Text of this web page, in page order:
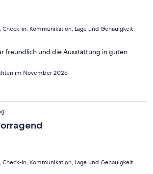
Check-in, Kommunikation, Lage und Genauigkeit
freundlich und die Ausstattung in guten
im November 2025
Check-in, Kommunikation, Lage und Genauigkeit